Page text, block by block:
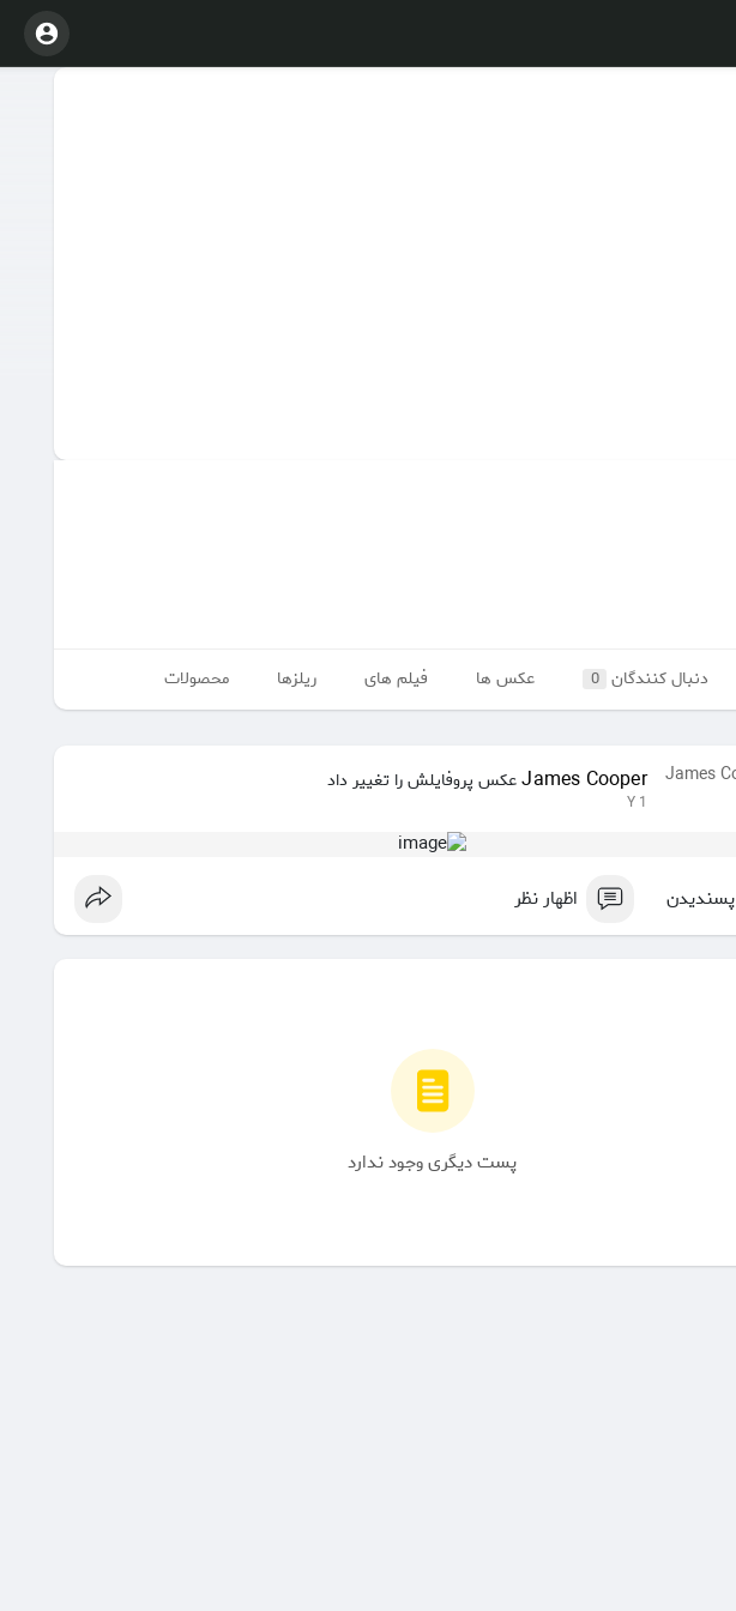
دنبال کنندگان 0 عکس ها فیلم های ریلزها محصولات
James Cooperعکس پروفایلش را تغییر داد
1 Y
پسندیدن اظهار نظر
پست دیگری وجود ندارد